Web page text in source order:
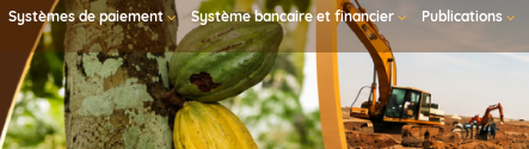
Systèmes de paiement Système bancaire et financier Publications